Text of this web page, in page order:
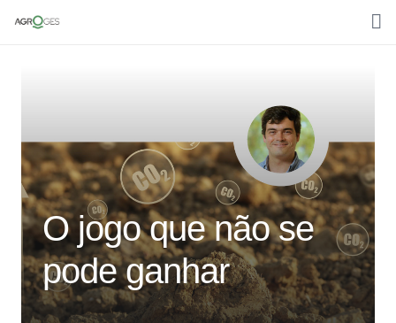
Media
Áreas de trabalho
Clientes
Contactos
Português
O jogo que não se
pode ganhar